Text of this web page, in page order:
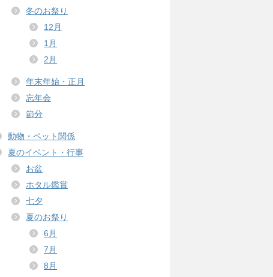
冬のお祭り
12月
1月
2月
年末年始・正月
忘年会
節分
動物・ペット関係
夏のイベント・行事
お盆
ホタル鑑賞
七夕
夏のお祭り
6月
7月
8月